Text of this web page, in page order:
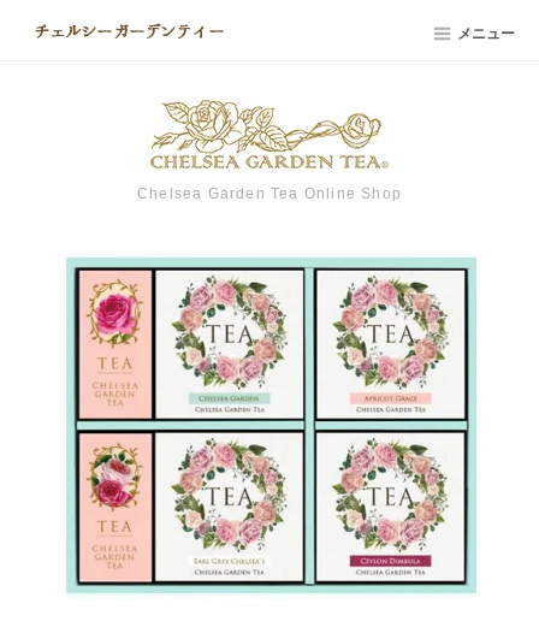
メニュー
Chelsea Garden Tea Online Shop